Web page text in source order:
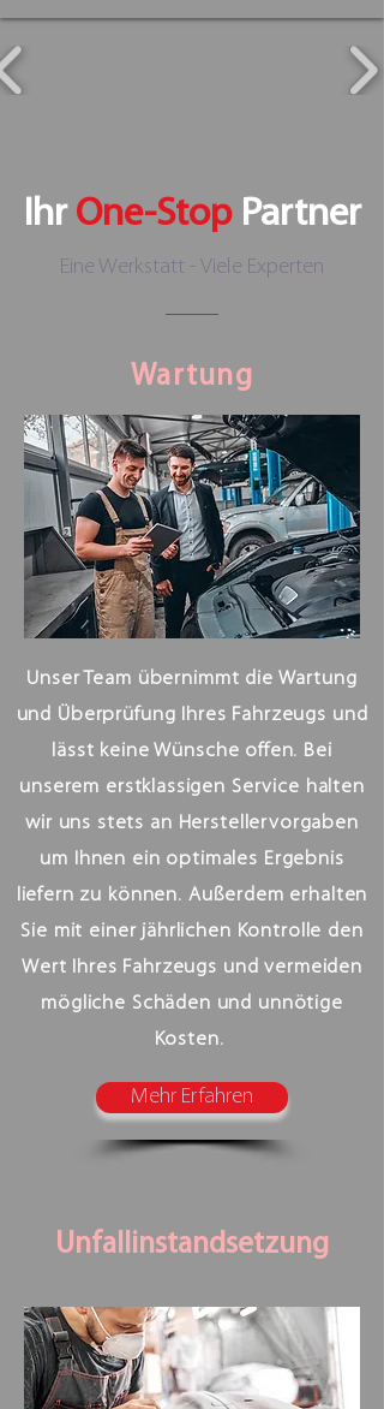
Ihr One-StopPartner
Eine Werkstatt - Viele Experten
Wartung
Unser Team übernimmt die Wartung
und Überprüfung Ihres Fahrzeugs und
lässt keine Wünsche offen. Bei
unserem erstklassigen Service halten
wir uns stets an Herstellervorgaben
um Ihnen ein optimales Ergebnis
liefern zu können. Außerdem erhalten
Sie mit einer jährlichen Kontrolle den
Wert Ihres Fahrzeugs und vermeiden
mögliche Schäden und unnötige
Kosten.
Mehr Erfahren
Unfallinstandsetzung